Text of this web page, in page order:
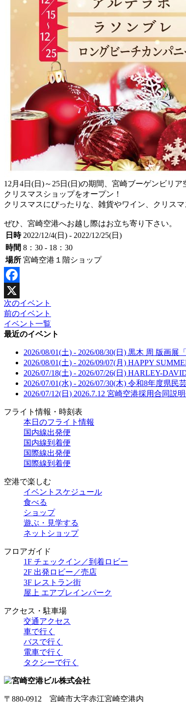
12月4日(日)～25日(日)の期間、宮崎ブーゲンビリア
クリスマスショップをオープン！
クリスマスにぴったりな、雑貨やワイン、クリス
ぜひ、宮崎空港へお越し際はお立ち寄り下さい。
日時 2022/12/4(日) - 2022/12/25(日)
時間 8：30 - 18：30
場所 宮崎空港１階ショップ
Facebook
X
次のイベント
前のイベント
イベント一覧
最近のイベント
2026/08/01(土) - 2026/08/30(日) 黒木 周 版画展「
2026/08/01(土) - 2026/09/07(月) HAPPY
2026/07/18(土) - 2026/07/26(日) HARLEY-
2026/07/01(水) - 2026/07/30(木) 令和8年度県民
2026/07/12(日) 2026.7.12 宮崎空港採用合同説
フライト情報・時刻表
本日のフライト情報
国内線出発便
国内線到着便
国際線出発便
国際線到着便
空港で楽しむ
イベントスケジュール
食べる
ショップ
遊ぶ・見学する
ネットショップ
フロアガイド
1F チェックイン／到着ロビー
2F 出発ロビー／売店
3F レストラン街
屋上 エアプレインパーク
アクセス・駐車場
交通アクセス
車で行く
バスで行く
電車で行く
タクシーで行く
〒880-0912 宮崎市大字赤江宮崎空港内